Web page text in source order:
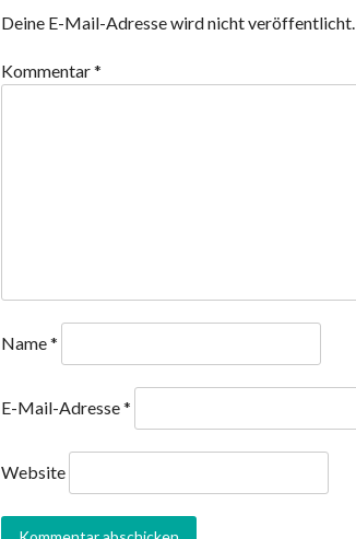
Deine E-Mail-Adresse wird nicht veröffentlicht.
Kommentar*
Name*
E-Mail-Adresse*
Website